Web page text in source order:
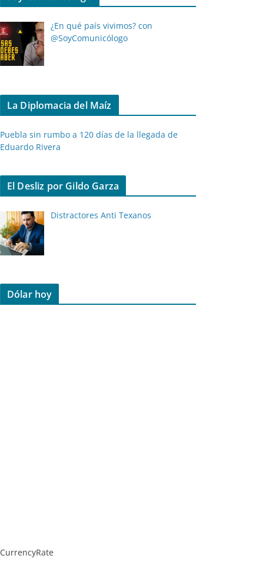
¿En qué país vivimos? con
@SoyComunicólogo
La Diplomacia del Maíz
Puebla sin rumbo a 120 días de la llegada de
Eduardo Rivera
El Desliz por Gildo Garza
Distractores Anti Texanos
Dólar hoy
CurrencyRate